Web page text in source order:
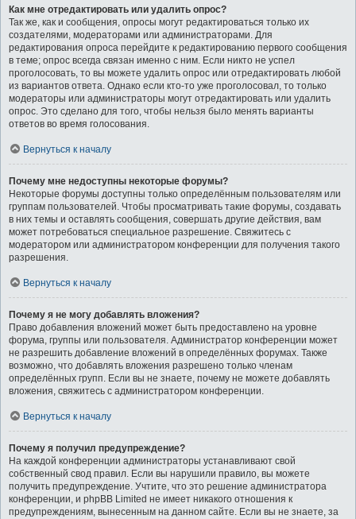
Как мне отредактировать или удалить опрос?
Так же, как и сообщения, опросы могут редактироваться только их
создателями, модераторами или администраторами. Для
редактирования опроса перейдите к редактированию первого сообщения
в теме; опрос всегда связан именно с ним. Если никто не успел
проголосовать, то вы можете удалить опрос или отредактировать любой
из вариантов ответа. Однако если кто-то уже проголосовал, то только
модераторы или администраторы могут отредактировать или удалить
опрос. Это сделано для того, чтобы нельзя было менять варианты
ответов во время голосования.
Вернуться к началу
Почему мне недоступны некоторые форумы?
Некоторые форумы доступны только определённым пользователям или
группам пользователей. Чтобы просматривать такие форумы, создавать
в них темы и оставлять сообщения, совершать другие действия, вам
может потребоваться специальное разрешение. Свяжитесь с
модератором или администратором конференции для получения такого
разрешения.
Вернуться к началу
Почему я не могу добавлять вложения?
Право добавления вложений может быть предоставлено на уровне
форума, группы или пользователя. Администратор конференции может
не разрешить добавление вложений в определённых форумах. Также
возможно, что добавлять вложения разрешено только членам
определённых групп. Если вы не знаете, почему не можете добавлять
вложения, свяжитесь с администратором конференции.
Вернуться к началу
Почему я получил предупреждение?
На каждой конференции администраторы устанавливают свой
собственный свод правил. Если вы нарушили правило, вы можете
получить предупреждение. Учтите, что это решение администратора
конференции, и phpBB Limited не имеет никакого отношения к
предупреждениям, вынесенным на данном сайте. Если вы не знаете, за